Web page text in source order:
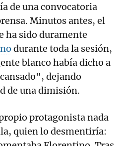
de una convocatoria
Minutos antes, el
ha sido duramente
durante toda la sesión,
blanco había dicho a
dejando
de una dimisión.
protagonista nada
quien lo desmentiría: